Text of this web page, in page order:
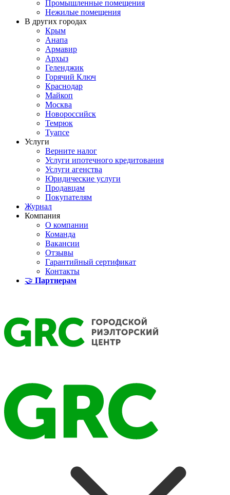
Промышленные помещения
Нежилые помещения
В других городах
Крым
Анапа
Армавир
Архыз
Геленджик
Горячий Ключ
Краснодар
Майкоп
Москва
Новороссийск
Темрюк
Туапсе
Услуги
Верните налог
Услуги ипотечного кредитования
Услуги агенства
Юридические услуги
Продавцам
Покупателям
Журнал
Компания
О компании
Команда
Вакансии
Отзывы
Гарантийный сертификат
Контакты
🤝 Партнерам